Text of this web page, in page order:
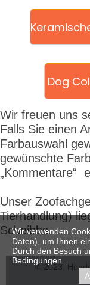
Dog
Wir freuen uns
Falls Sie einen
Farbauswahl
gewünschte
„Kommentare“
Unser
Tierhandlung)
Scheibbs.
© 2023.
Wir verwenden
Daten), um Ihnen
Durch den Besuch
Bedingungen.